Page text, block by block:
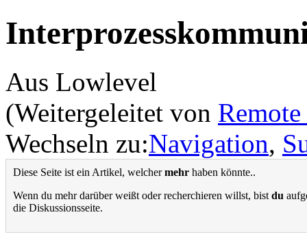
Aus Lowlevel
(Weitergeleitet von
Wechseln zu:Navigation,
Diese Seite ist ein Artikel, welchermehr haben könnte..
Wenn du mehr darüber weißt oder recherchieren willst, bist du
die Diskussionsseite.